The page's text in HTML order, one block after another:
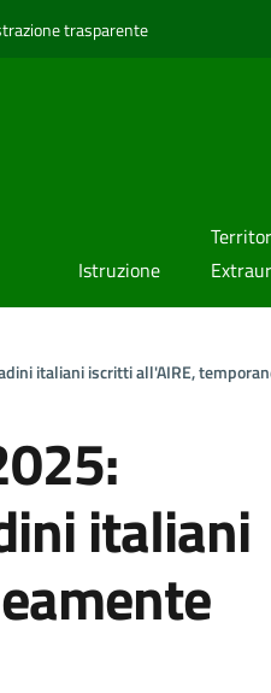
trasparente
Istruzione
italiani iscritti all'AIRE,
italiani